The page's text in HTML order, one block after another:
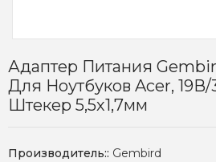
Адаптер Питания
Для Ноутбуков Acer, 19В/
Штекер 5,5х1,7мм
Производитель:: Gembird